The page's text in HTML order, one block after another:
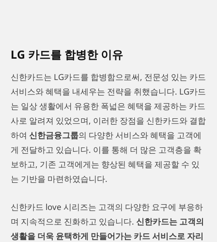
LG 카드를 합병한 이유
신한카드는 LG카드를 합병함으로써, 전문성 있는 카드
서비스와 혜택을 내세우는 전략을 취했습니다. LG카드
는 일상 생활에서 유용한 폭넓은 혜택을 제공하는 카드
사로 알려져 있었으며, 이러한 장점을 신한카드와 결합
하여 신한금융그룹의 다양한 서비스와 혜택을 고객에
게 전달하고 있습니다. 이를 통해 더 많은 고객층을 확
보하고, 기존 고객에게는 향상된 혜택을 제공할 수 있
는 기반을 마련하였습니다.
신한카드 love 시리즈는 고객의 다양한 요구에 부응하
며 지속적으로 진화하고 있습니다. 신한카드는 고객의
생활을 더욱 윤택하게 만들어가는 카드 서비스로 자리